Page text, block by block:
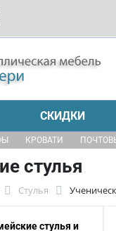
СКИДКИ
КРОВАТИ
стулья
Стулья
стулья и